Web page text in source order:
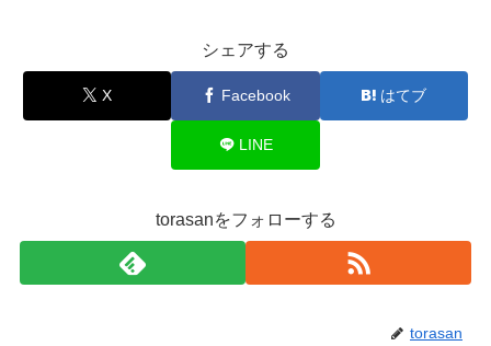
シェアする
X Facebook はてブ
LINE
torasanをフォローする
torasan